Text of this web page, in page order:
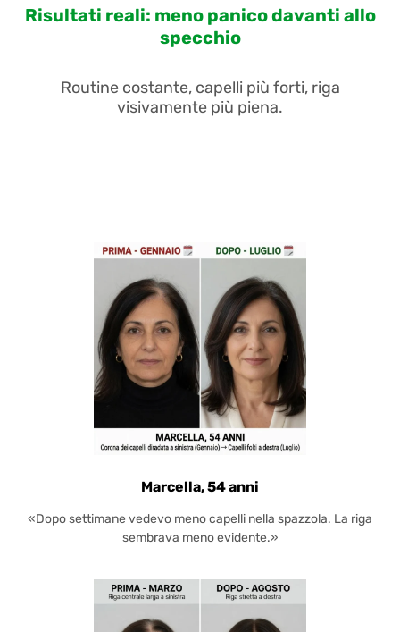
Risultati reali: meno panico davanti allo
specchio
Routine costante, capelli più forti, riga
visivamente più piena.
Marcella, 54 anni
«Dopo settimane vedevo meno capelli nella spazzola. La riga
sembrava meno evidente.»